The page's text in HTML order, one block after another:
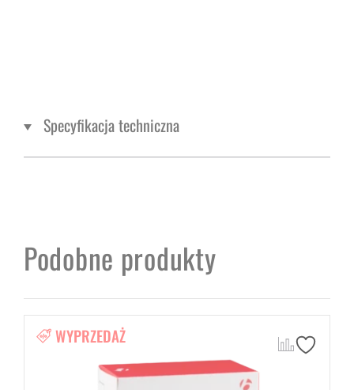
Specyfikacja techniczna
Podobne produkty
WYPRZEDAŻ